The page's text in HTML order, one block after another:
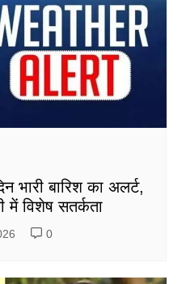
भारी बारिश का अलर्ट,
में विशेष सतर्कता
0